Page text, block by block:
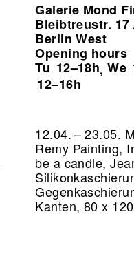
Galerie Mond
Bleibtreustr. 17
Berlin West
Opening hours
Tu 12–18h,We
12–16h
12.04. – 23.05.
Remy Painting,
be a candle,
Kanten, 80 x